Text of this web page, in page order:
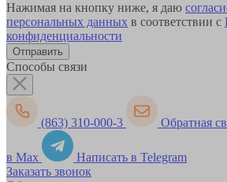
Нажимая на кнопку ниже, я даю
персональных данных в соответствии с
конфиденциальности
Способы связи
(863) 310-000-3 Обратная
в Max
Написать в Telegram
Заказать звонок